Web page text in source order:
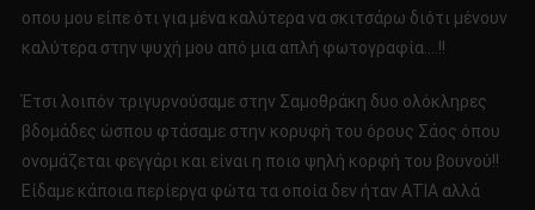
oπου μου είπε ότι για μένα καλύτερα να σκιτσάρω διότι μένουν
καλύτερα στην ψυχή μου από μια απλή φωτογραφία….!!
Έτσι λοιπόν τριγυρνούσαμε στην Σαμοθράκη δυο ολόκληρες
βδομάδες ώσπου φτάσαμε στην κορυφή του όρους Σάος όπου
ονομάζεται φεγγάρι και είναι η ποιο ψηλή κορφή του βουνού!!
Είδαμε κάποια περίεργα φώτα τα οποία δεν ήταν ΑΤΙΑ αλλά